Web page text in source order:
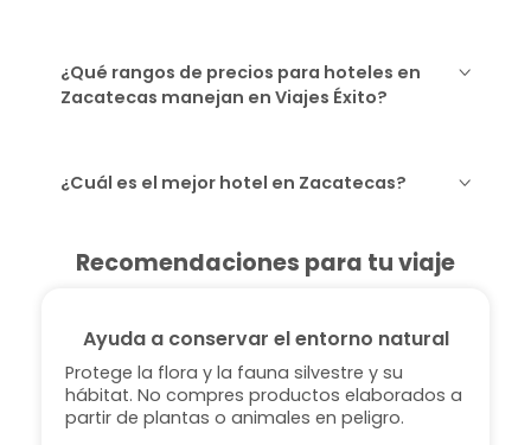
¿Qué rangos de precios para hoteles en
Zacatecas manejan en Viajes Éxito?
¿Cuál es el mejor hotel en Zacatecas?
Recomendaciones para tu viaje
Ayuda a conservar el entorno natural
Protege la flora y la fauna silvestre y su
hábitat. No compres productos elaborados a
partir de plantas o animales en peligro.